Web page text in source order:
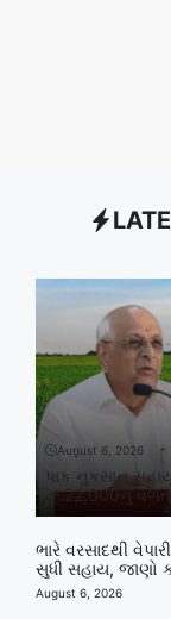
August 6, 2026
પાક નુકસાન
રૂ.22,000નું
ભારે વરસાદથી
સુધી સહાય, જાણો
August 6, 2026